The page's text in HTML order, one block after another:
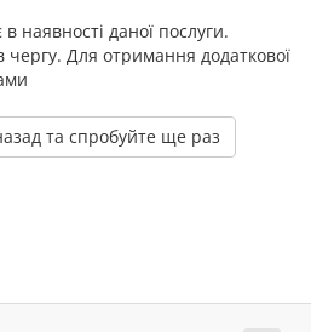
наявності даної послуги.
Для отримання додаткової
та спробуйте ще раз